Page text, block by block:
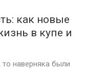
как новые
в купе и
то наверняка были